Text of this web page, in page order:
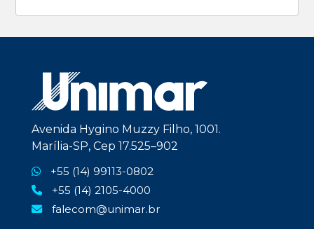
Avenida Hygino Muzzy Filho, 1001.
Marília-SP, Cep 17.525–902
+55 (14) 99113-0802
+55 (14) 2105-4000
falecom@unimar.br